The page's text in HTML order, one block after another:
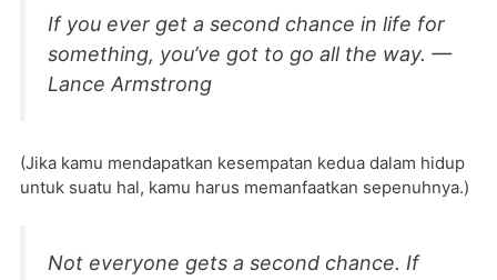
If you ever get a second chance in life for
something, you’ve got to go all the way. —
Lance Armstrong
(Jika kamu mendapatkan kesempatan kedua dalam hidup
untuk suatu hal, kamu harus memanfaatkan sepenuhnya.)
Not everyone gets a second chance. If